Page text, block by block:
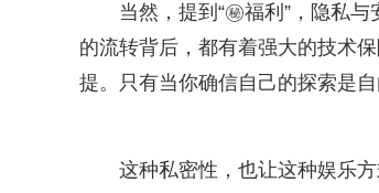
当然，提到“㊙️福利”，隐私
的流转背后，都有着强大的技术
提。只有当你确信自己的探索是
这种私密性，也让这种娱乐